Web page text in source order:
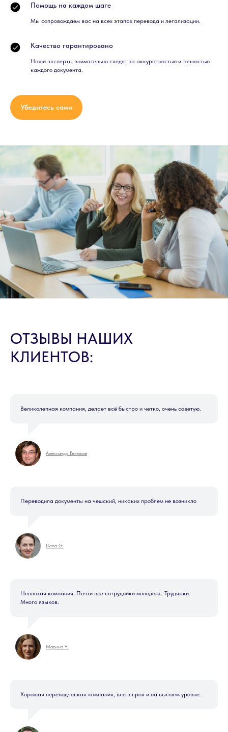
Помощь на каждом шаге
Мы сопровождаем вас на всех этапах перевода и легализации.
Качество гарантировано
Наши эксперты внимательно следят за аккуратностью и точностью
каждого документа.
Убедитесь сами
ОТЗЫВЫ НАШИХ
КЛИЕНТОВ:
Великолепная компания, делает всё быстро и четко, очень советую.
Александр Евсюков
Переводила документы на чешский, никаких проблем не возникло
Elena G.
Неплохая компания. Почти все сотрудники молодежь. Трудяжки.
Много языков.
Марина Ч.
Хорошая переводческая компания, все в срок и на высшем уровне.